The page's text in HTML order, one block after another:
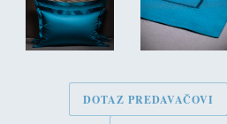
DOTAZ PREDAVAČOVI